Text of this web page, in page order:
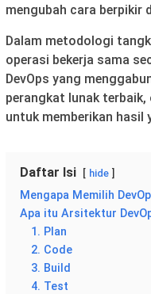
mengubah cara berpikir
Dalam metodologi
operasi bekerja sama
DevOps yang
perangkat lunak
untuk memberikan hasil
Daftar Isi hide
Mengapa Memilih
Apa itu Arsitektur
1. Plan
2. Code
3. Build
4. Test